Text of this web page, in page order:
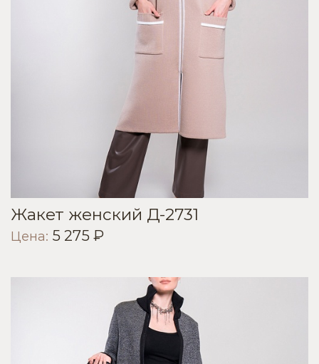
Жакет женский Д-2731
Цена: 5 275 ₽